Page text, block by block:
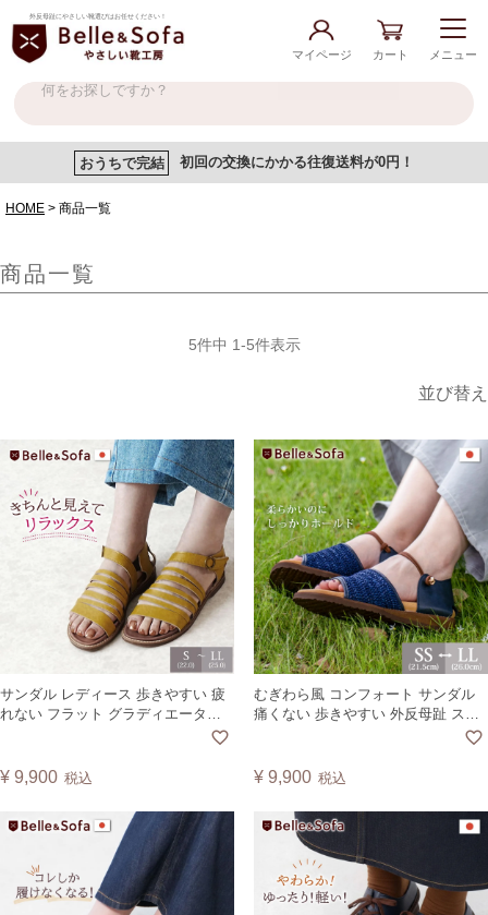
外反母趾にやさしい靴選びはお任せください！
マイページ カート メニュー
おうちで完結 初回の交換にかかる往復送料が0円！
HOME 商品一覧
商品一覧
並び替え
5件中 1-5件表示
サンダル レディース 歩きやすい 疲
れない フラット グラディエーター
リゾート 旅行 コンフォート 外反母
¥ 9,900 税込
むぎわら風 コンフォート サンダル
痛くない 歩きやすい 外反母趾 スト
ロー 麦わら パナマ フラットサンダ
製 リバー RIVER
¥ 9,900 税込